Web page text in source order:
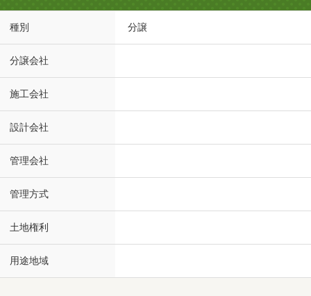
種別 分譲
分譲会社
施工会社
設計会社
管理会社
管理方式
土地権利
用途地域